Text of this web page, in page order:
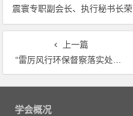
震寰专职副会长、执行秘书长荣
获农工党中央表彰
上一篇
“雷厉风行环保督察落实处，取缔源头污染治理得民心” 百姓幸福指数就是督察组奋斗指数
文
学会概况